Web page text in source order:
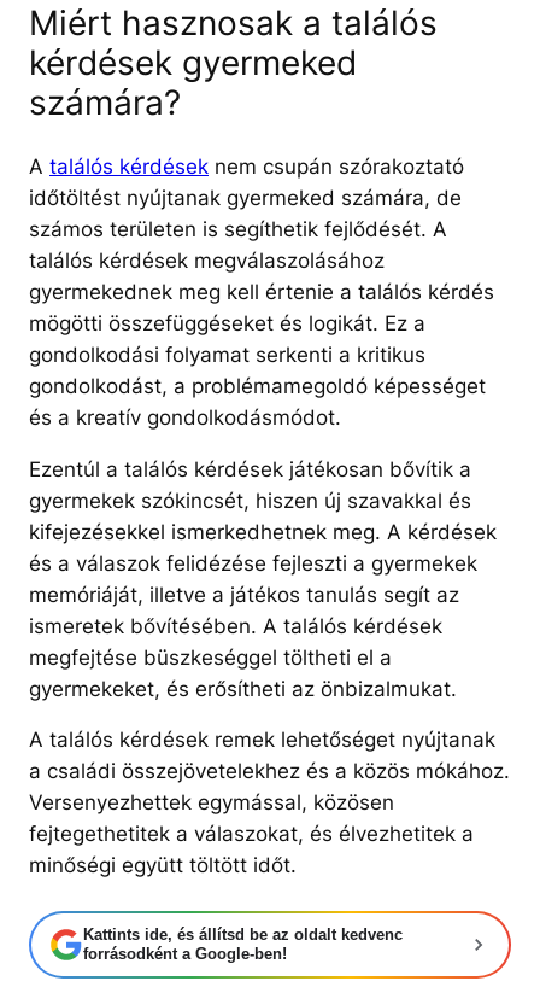
Miért hasznosak a találós
kérdések gyermeked
számára?
A találós kérdések nem csupán szórakoztató
időtöltést nyújtanak gyermeked számára, de
számos területen is segíthetik fejlődését. A
találós kérdések megválaszolásához
gyermekednek meg kell értenie a találós kérdés
mögötti összefüggéseket és logikát. Ez a
gondolkodási folyamat serkenti a kritikus
gondolkodást, a problémamegoldó képességet
és a kreatív gondolkodásmódot.
Ezentúl a találós kérdések játékosan bővítik a
gyermekek szókincsét, hiszen új szavakkal és
kifejezésekkel ismerkedhetnek meg. A kérdések
és a válaszok felidézése fejleszti a gyermekek
memóriáját, illetve a játékos tanulás segít az
ismeretek bővítésében. A találós kérdések
megfejtése büszkeséggel töltheti el a
gyermekeket, és erősítheti az önbizalmukat.
A találós kérdések remek lehetőséget nyújtanak
a családi összejövetelekhez és a közös mókához.
Versenyezhettek egymással, közösen
fejtegethetitek a válaszokat, és élvezhetitek a
minőségi együtt töltött időt.
Kattints ide, és állítsd be az oldalt kedvenc
forrásodként a Google-ben!